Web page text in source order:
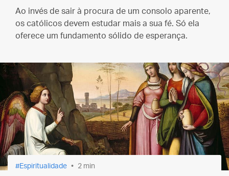
Ao invés de sair à procura de um consolo aparente,
os católicos devem estudar mais a sua fé. Só ela
oferece um fundamento sólido de esperança.
Espiritualidade 2 min